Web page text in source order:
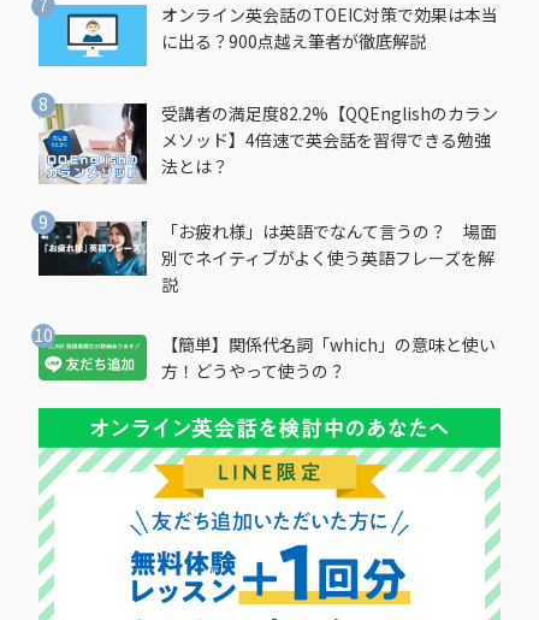
オンライン英会話のTOEIC対策で効果は本当
に出る？900点越え筆者が徹底解説
受講者の満足度82.2%【QQEnglishのカラン
メソッド】4倍速で英会話を習得できる勉強
法とは？
「お疲れ様」は英語でなんて言うの？ 場面
別でネイティブがよく使う英語フレーズを解
説
【簡単】関係代名詞「which」の意味と使い
方！どうやって使うの？